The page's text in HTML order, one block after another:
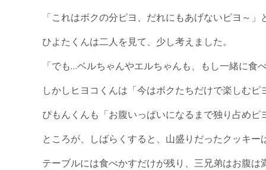
「これはボクの分ピヨ、だれにもあげないピヨ～
ひよたくんは二人を見て、少し考えました。
「でも…ベルちゃんやエルちゃんも、もし一緒に食
しかしヒヨコくんは「今はボクたちだけで楽しむピ
ぴもんくんも「お腹いっぱいになるまで独り占めピ
ところが、しばらくすると、山盛りだったクッキ
テーブルには食べかすだけが残り、三兄弟はお腹